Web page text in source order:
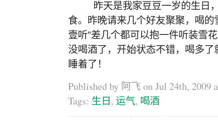
昨天是我家豆豆一岁的生日
食。昨晚请来几个好友聚聚，喝
壹听”差几个都可以抱一件听装雪
没喝酒了，开始状态不错，喝多
睡着了！
Published by 阿飞 onJul 24th, 2009
Tags: 生日, 运气, 喝酒